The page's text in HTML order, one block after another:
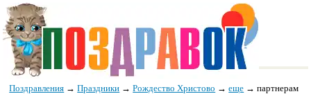
Поздравления →Праздники →Рождество Христово →еще →партнерам